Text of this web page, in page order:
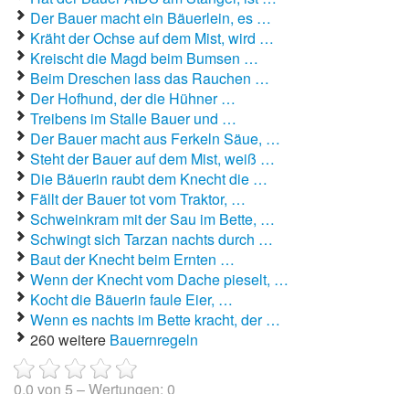
Autoaufkleber Sprüche
Bankerwitze
Bart Simpson Sprüche
Bauernregeln
Bauernwitze
Bayern Witze
Beamtenwitze
Bierwitze
Bill Clinton Witze
Blondinenwitze
Der Bauer macht ein Bäuerlein, es …
Kräht der Ochse auf dem Mist, wird …
Kreischt die Magd beim Bumsen …
Beim Dreschen lass das Rauchen …
Der Hofhund, der die Hühner …
Treibens im Stalle Bauer und …
Der Bauer macht aus Ferkeln Säue, …
Steht der Bauer auf dem Mist, weiß …
Die Bäuerin raubt dem Knecht die …
Fällt der Bauer tot vom Traktor, …
Schweinkram mit der Sau im Bette, …
Schwingt sich Tarzan nachts durch …
Baut der Knecht beim Ernten …
Wenn der Knecht vom Dache pieselt, …
Kocht die Bäuerin faule Eier, …
Wenn es nachts im Bette kracht, der …
260 weitere Bauernregeln
0.0 von 5 – Wertungen: 0